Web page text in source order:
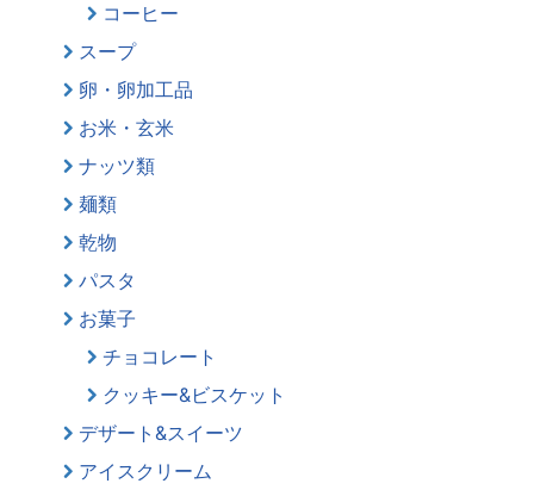
コーヒー
スープ
卵・卵加工品
お米・玄米
ナッツ類
麺類
乾物
パスタ
お菓子
チョコレート
クッキー&ビスケット
デザート&スイーツ
アイスクリーム